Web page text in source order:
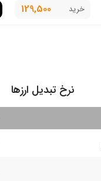
خرید 129,500
نرخ تبدیل ارزها